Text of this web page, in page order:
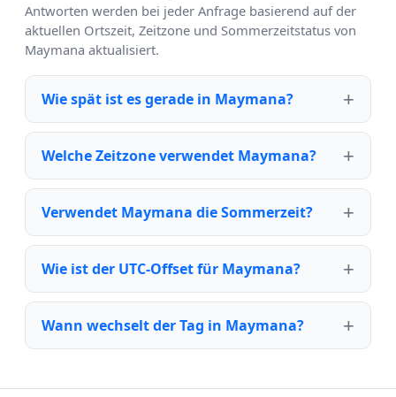
Antworten werden bei jeder Anfrage basierend auf der
aktuellen Ortszeit, Zeitzone und Sommerzeitstatus von
Maymana aktualisiert.
Wie spät ist es gerade in Maymana?
Welche Zeitzone verwendet Maymana?
Verwendet Maymana die Sommerzeit?
Wie ist der UTC-Offset für Maymana?
Wann wechselt der Tag in Maymana?